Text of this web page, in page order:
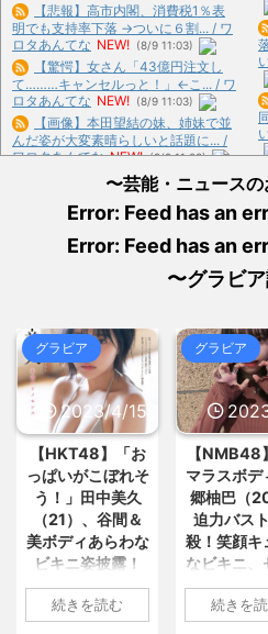
【悲報】高市内閣、消費税1％表
明でも支持率下落 →ついに６割... / ワ
ロタあんてな NEW! (8/9 11:03)
【驚愕】女さん「43億円注文し
て………キャンセルっと！」←こ... / ワ
ロタあんてな NEW! (8/9 11:03)
【画像】本田望結の妹、姉妹で並
んだ姿が大変素晴らしいと話題に... /
ワロタあんてな NEW! (8/9 11:03)
「家族になるのが大事なんだよ」
成人済みの娘との養子縁組をしつ... /
ワロタあんてな NEW! (8/9 11:03)
りにホットミルクを飲むのは三流... /
(8/9 10:03)
おまとめ : おすすめ NEW! (8/9 09:43)
【画像】芋臭い田舎”JK”が垢抜け
た結果、一同驚愕www / おまとめ :
おすすめ NEW! (8/9 09:39)
【画像】TWICE・モモ(30)、また
してもセクシーボデーを... / おまとめ
: おすすめ NEW! (8/9 09:39)
赤外線をフルカラーで見ることが
できるメガネが開発される / おまとめ
: おすすめ
NEW! (8/9 09:25)
【信長の野望・新生】米問屋をど
ういう時にどこに建てるのかわか... /
(8/29 00:02)
安倍国葬たったの2.5億円に批判
〜芸能・ニュース
Error: Feed has an
Error: Feed has an
〜グラビ
グラビア
2023/4/15
【HKT48】「お
っぱいがこぼれそ
う！」田中美久
（21）、谷間＆
美ボディあらわな
ビキニ姿披露！
「えっちいすぎ
る」絶賛の声殺到
続きを読む
グラビア
【NMB48
マラスボデ
郷柚巴（20
迫力バス
殺！笑顔キ
なビキニ、
ーニット、
ェリー姿
続きを